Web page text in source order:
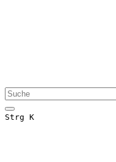
Strg K